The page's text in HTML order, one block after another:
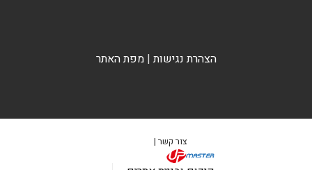
הצהרת נגישות|מפת האתר
צור קשר |